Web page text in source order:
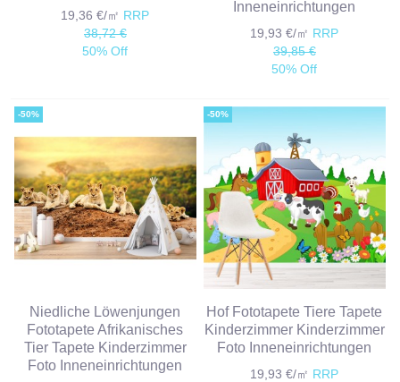
19,36 €/㎡ RRP
38,72 €
50% Off
Inneneinrichtungen
19,93 €/㎡ RRP
39,85 €
50% Off
-50%
Niedliche Löwenjungen
Fototapete Afrikanisches
Tier Tapete Kinderzimmer
Foto Inneneinrichtungen
-50%
Hof Fototapete Tiere Tapete
Kinderzimmer Kinderzimmer
Foto Inneneinrichtungen
19,93 €/㎡ RRP